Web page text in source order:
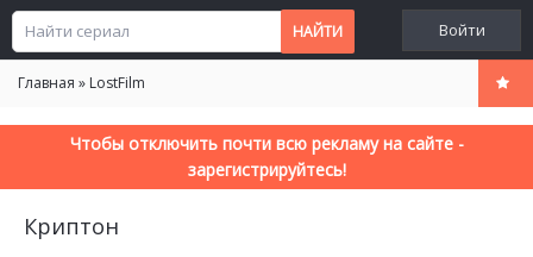
Войти
Главная » LostFilm
Чтобы отключить почти всю рекламу на сайте -
зарегистрируйтесь!
Криптон